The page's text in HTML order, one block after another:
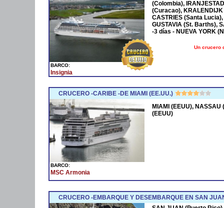
BARCO:
Insignia
(Colombia),
(Curacao), KRALENDIJK
CASTRIES (Santa
GUSTAVIA (St. Barths),
-3 días - NUEVA YORK
Un crucero
CRUCERO -CARIBE -DE MIAMI (EE.UU.)
BARCO:
MSC Armonia
MIAMI (EEUU), NASSAU
(EEUU)
CRUCERO -EMBARQUE Y DESEMBARQUE EN SAN